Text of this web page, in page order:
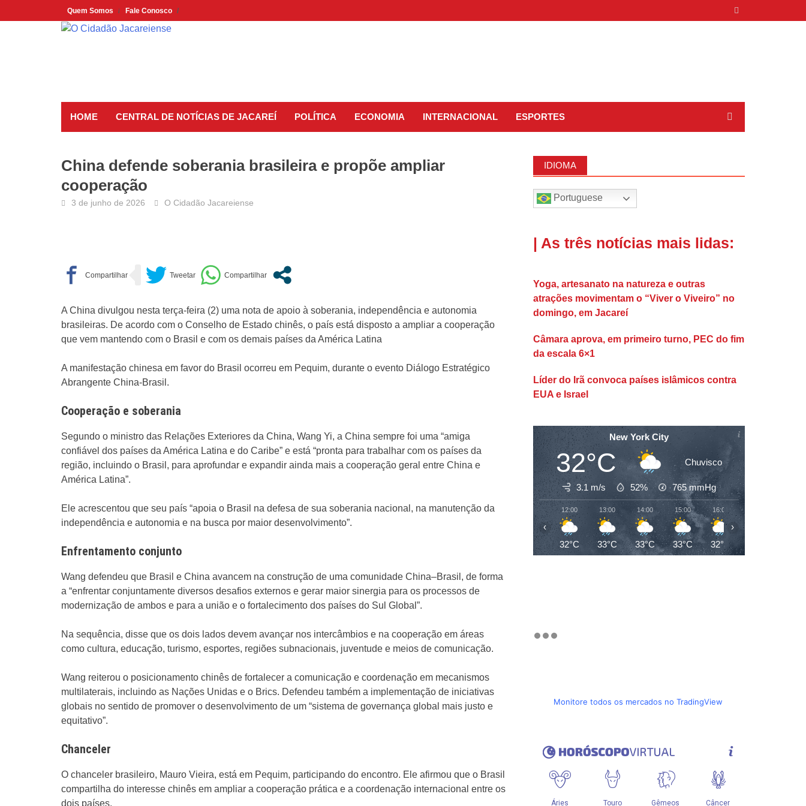
to
Quem Somos Fale Conosco
HOME CENTRAL DE NOTÍCIAS DE JACAREÍ POLÍTICA ECONOMIA INTERNACIONAL ESPORTES
China defende soberania brasileira e propõe ampliar
cooperação
3 de junho de 2026 O Cidadão Jacareiense
A China divulgou nesta terça-feira (2) uma nota de apoio à soberania, independência e autonomia
brasileiras. De acordo com o Conselho de Estado chinês, o país está disposto a ampliar a cooperação
que vem mantendo com o Brasil e com os demais países da América Latina
A manifestação chinesa em favor do Brasil ocorreu em Pequim, durante o evento Diálogo Estratégico
Abrangente China-Brasil.
Cooperação e soberania
Segundo o ministro das Relações Exteriores da China, Wang Yi, a China sempre foi uma “amiga
confiável dos países da América Latina e do Caribe” e está “pronta para trabalhar com os países da
região, incluindo o Brasil, para aprofundar e expandir ainda mais a cooperação geral entre China e
América Latina”.
Ele acrescentou que seu país “apoia o Brasil na defesa de sua soberania nacional, na manutenção da
independência e autonomia e na busca por maior desenvolvimento”.
Enfrentamento conjunto
Wang defendeu que Brasil e China avancem na construção de uma comunidade China–Brasil, de forma
a “enfrentar conjuntamente diversos desafios externos e gerar maior sinergia para os processos de
modernização de ambos e para a união e o fortalecimento dos países do Sul Global”.
Na sequência, disse que os dois lados devem avançar nos intercâmbios e na cooperação em áreas
como cultura, educação, turismo, esportes, regiões subnacionais, juventude e meios de comunicação.
Wang reiterou o posicionamento chinês de fortalecer a comunicação e coordenação em mecanismos
multilaterais, incluindo as Nações Unidas e o Brics. Defendeu também a implementação de iniciativas
globais no sentido de promover o desenvolvimento de um “sistema de governança global mais justo e
equitativo”.
Chanceler
O chanceler brasileiro, Mauro Vieira, está em Pequim, participando do encontro. Ele afirmou que o Brasil
compartilha do interesse chinês em ampliar a cooperação prática e a coordenação internacional entre os
dois países.
IDIOMA
Portuguese
| As três notícias mais lidas:
Yoga, artesanato na natureza e outras
atrações movimentam o “Viver o Viveiro” no
domingo, em Jacareí
Câmara aprova, em primeiro turno, PEC do fim
da escala 6×1
Líder do Irã convoca países islâmicos contra
EUA e Israel
New York City
32°C Chuvisco
3.1 m/s 52% 765mmHg
12:00
32°C
13:00
33°C
14:00
33°C
15:00
33°C
16:00
32°C
‹ ›
Monitore todos os mercados no TradingView